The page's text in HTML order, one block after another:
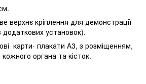
верхнє кріплення для демонстрації
додаткових установок).
карти- плакати А3, з розміщенням,
органа та кісток.